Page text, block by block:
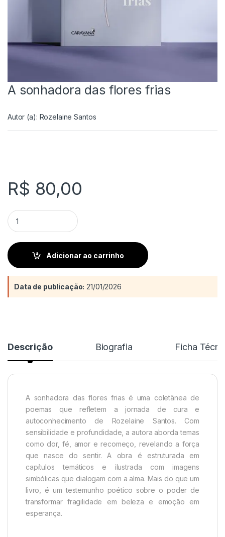
A sonhadora das flores frias
Autor (a): Rozelaine Santos
R$ 80,00
A sonhadora das flores frias quantity
Adicionar ao carrinho
Data de publicação: 21/01/2026
Descrição Biografia Ficha
A sonhadora das flores frias é uma coletânea de
poemas que refletem a jornada de cura e
autoconhecimento de Rozelaine Santos. Com
sensibilidade e profundidade, a autora aborda temas
como dor, fé, amor e recomeço, revelando a força
que nasce do sentir. A obra é estruturada em
capítulos temáticos e ilustrada com imagens
simbólicas que dialogam com a alma. Mais do que um
livro, é um testemunho poético sobre o poder de
transformar fragilidade em beleza e emoção em
esperança.